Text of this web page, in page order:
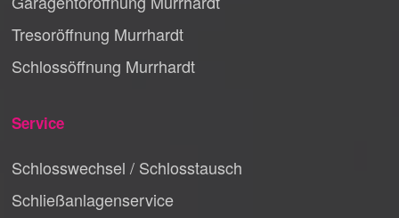
Tresoröffnung Murrhardt
Schlossöffnung Murrhardt
Service
Schlosswechsel / Schlosstausch
Schließanlagenservice